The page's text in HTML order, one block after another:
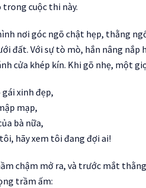
trong cuộc thi này.
nơi góc ngõ chật hẹp, thằng
đất. Với sự tò mò, hắn nâng nắp
cửa khép kín. Khi gõ nhẹ, một
gái xinh đẹp,
mạp,
bà nữa,
hãy xem tôi đang đợi ai!
chậm mở ra, và trước mắt
trầm ấm: